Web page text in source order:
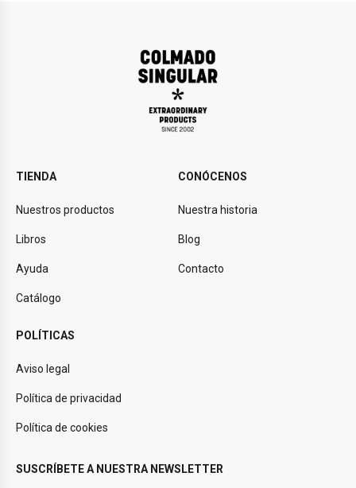
TIENDA
Nuestros productos
Libros
Ayuda
Catálogo
CONÓCENOS
Nuestra historia
Blog
Contacto
POLÍTICAS
Aviso legal
Política de privacidad
Política de cookies
SUSCRÍBETE A NUESTRA NEWSLETTER